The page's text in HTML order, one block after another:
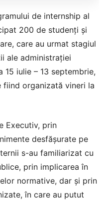
de internship al
200 de studenţi şi
care au urmat stagiul
ale administraţiei
iulie – 13 septembrie,
fiind organizată vineri la
Executiv, prin
desfăşurate pe
s-au familiarizat cu
prin implicarea în
normative, dar şi prin
în care au putut